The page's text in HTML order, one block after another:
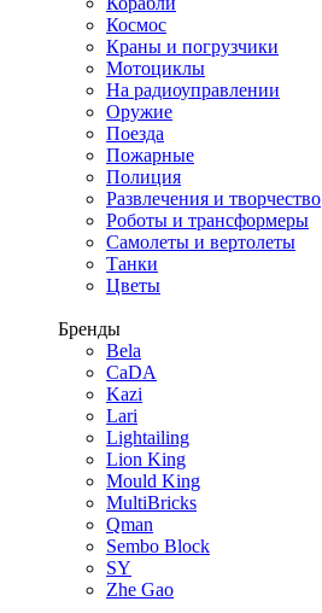
Космос
Краны и погрузчики
Мотоциклы
На радиоуправлении
Оружие
Поезда
Пожарные
Полиция
Развлечения и творчество
Роботы и трансформеры
Самолеты и вертолеты
Танки
Цветы
Бренды
Bela
CaDA
Kazi
Lari
Lightailing
Lion King
Mould King
MultiBricks
Qman
Sembo Block
SY
Zhe Gao